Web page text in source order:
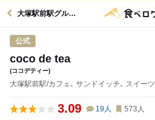
大塚駅前駅グルメへ
公式
coco de tea
(ココデティー)
大塚駅前駅/カフェ､ サンドイッチ､ スイーツ
3.09 19人 573 人